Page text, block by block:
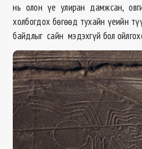
нь олон үе улиран дамжсан,
холбогдох бөгөөд тухайн үеийн
байдлыг сайн мэдэхгүй бол